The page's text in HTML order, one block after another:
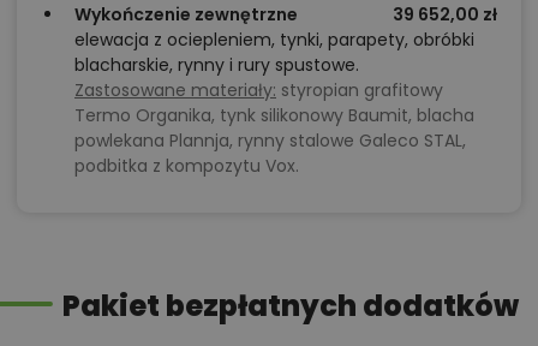
Wykończenie zewnętrzne
39 652,00 zł
elewacja z ociepleniem, tynki, parapety, obróbki
blacharskie, rynny i rury spustowe.
Zastosowane materiały: styropian grafitowy
Termo Organika, tynk silikonowy Baumit, blacha
powlekana Plannja, rynny stalowe Galeco STAL,
podbitka z kompozytu Vox.
Pakiet bezpłatnych dodatków